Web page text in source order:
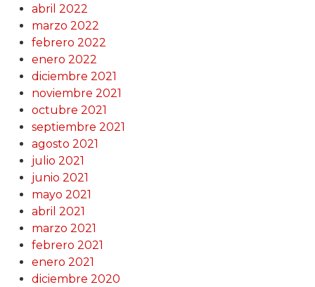
abril 2022
marzo 2022
febrero 2022
enero 2022
diciembre 2021
noviembre 2021
octubre 2021
septiembre 2021
agosto 2021
julio 2021
junio 2021
mayo 2021
abril 2021
marzo 2021
febrero 2021
enero 2021
diciembre 2020